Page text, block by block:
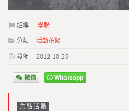
組織 學聯
分類 活動花絮
發佈 2012-10-29
微信 Whatsapp
焦點活動